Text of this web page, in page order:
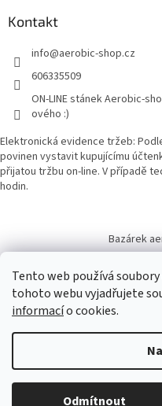
Tento web používá
tohoto webu vyjadřujete
informacío cookies.
Odmítnout
Kontakt
info@aerobic-shop.cz
606335509
ON-LINE stánek Aerobic-
ového :)
Elektronická evidence tržeb:
povinen vystavit kupujícímu
přijatou tržbu on-line. V případě
hodin.
Bazárek
Copyright 2026Aerobic-